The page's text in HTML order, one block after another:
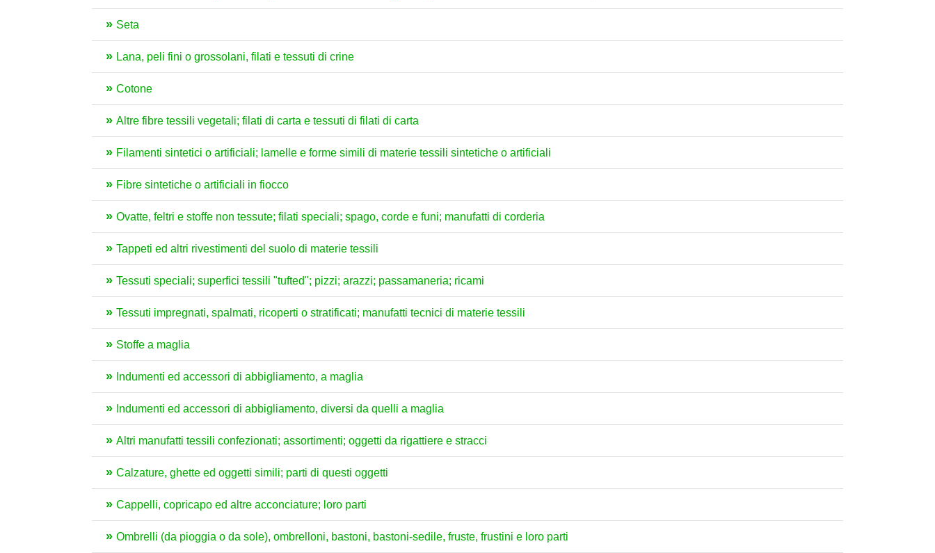
Seta
Lana, peli fini o grossolani, filati e tessuti di crine
Cotone
Altre fibre tessili vegetali; filati di carta e tessuti di filati di carta
Filamenti sintetici o artificiali; lamelle e forme simili di materie tessili sintetiche o artificiali
Fibre sintetiche o artificiali in fiocco
Ovatte, feltri e stoffe non tessute; filati speciali; spago, corde e funi; manufatti di corderia
Tappeti ed altri rivestimenti del suolo di materie tessili
Tessuti speciali; superfici tessili "tufted"; pizzi; arazzi; passamaneria; ricami
Tessuti impregnati, spalmati, ricoperti o stratificati; manufatti tecnici di materie tessili
Stoffe a maglia
Indumenti ed accessori di abbigliamento, a maglia
Indumenti ed accessori di abbigliamento, diversi da quelli a maglia
Altri manufatti tessili confezionati; assortimenti; oggetti da rigattiere e stracci
Calzature, ghette ed oggetti simili; parti di questi oggetti
Cappelli, copricapo ed altre acconciature; loro parti
Ombrelli (da pioggia o da sole), ombrelloni, bastoni, bastoni-sedile, fruste, frustini e loro parti